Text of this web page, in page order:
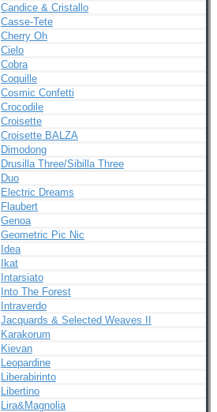
Candice & Cristallo
Casse-Tete
Cherry Oh
Cielo
Cobra
Coquille
Cosmic Confetti
Crocodile
Croisette
Croisette BALZA
Dimodong
Drusilla Three/Sibilla Three
Duo
Electric Dreams
Flaubert
Genoa
Geometric Pic Nic
Idea
Ikat
Intarsiato
Into The Forest
Intraverdo
Jacquards & Selected Weaves II
Karakorum
Kievan
Leopardine
Liberabirinto
Libertino
Lira&Magnolia